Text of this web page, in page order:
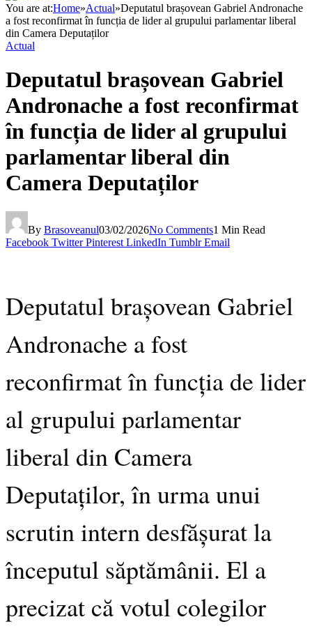
You are at:Home»Actual»Deputatul brașovean Gabriel Andronache
a fost reconfirmat în funcția de lider al grupului parlamentar liberal
din Camera Deputaților
Actual
Deputatul brașovean Gabriel
Andronache a fost reconfirmat
în funcția de lider al grupului
parlamentar liberal din
Camera Deputaților
By Brasoveanul03/02/2026No Comments1 Min Read
Facebook Twitter Pinterest LinkedIn Tumblr Email
Deputatul brașovean Gabriel
Andronache a fost
reconfirmat în funcția de lider
al grupului parlamentar
liberal din Camera
Deputaților, în urma unui
scrutin intern desfășurat la
începutul săptămânii. El a
precizat că votul colegilor